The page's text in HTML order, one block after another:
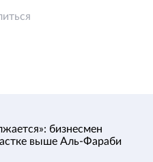
бизнесмен
выше Аль-Фараби